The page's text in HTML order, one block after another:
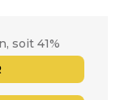
soit 41%